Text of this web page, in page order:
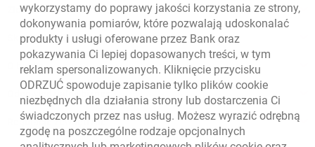
Złóż wniosek przez internet
Skontaktuj się ze Specjalistą
O banku
Odpowiedzialny biznes
Regulacje zewnętrzne
wykorzystamy do poprawy jakości korzystania ze strony,
dokonywania pomiarów, które pozwalają udoskonalać
produkty i usługi oferowane przez Bank oraz
pokazywania Ci lepiej dopasowanych treści, w tym
reklam spersonalizowanych. Kliknięcie przycisku
ODRZUĆ spowoduje zapisanie tylko plików cookie
niezbędnych dla działania strony lub dostarczenia Ci
świadczonych przez nas usług. Możesz wyrazić odrębną
zgodę na poszczególne rodzaje opcjonalnych